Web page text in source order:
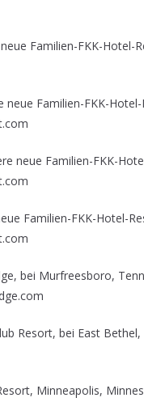
Familien-FKK-Hotel-
neue Familien-FKK-
neue Familien-FKK-
Familien-FKK-Hotel-
bei Murfreesboro,
Resort, bei East
Minneapolis,